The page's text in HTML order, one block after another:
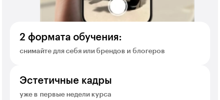
2 формата обучения:
снимайте для себя или брендов и блогеров
Эстетичные кадры
уже в первые недели курса